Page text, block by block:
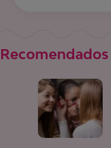
Recomendados